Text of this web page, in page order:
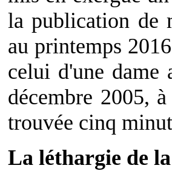
la publication
au printemps
celui d'une dame
décembre 2005,
trouvée cinq
La léthargie de